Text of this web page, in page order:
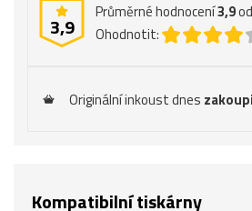
3,9
Průměrné hodnocení3,9od
Ohodnotit:
Originální inkoust dnes
Kompatibilní tiskárny